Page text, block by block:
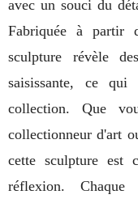
avec un souci du
Fabriquée à partir
sculpture révèle
saisissante, ce
collection. Que
collectionneur d'art
cette sculpture est
réflexion.